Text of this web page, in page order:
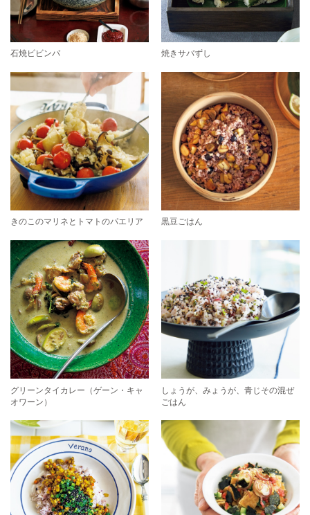
石焼ピビンパ 焼きサバずし
きのこのマリネとトマトのパエリア 黒豆ごはん
グリーンタイカレー（ゲーン・キャ
オワーン）
しょうが、みょうが、青じその混ぜ
ごはん